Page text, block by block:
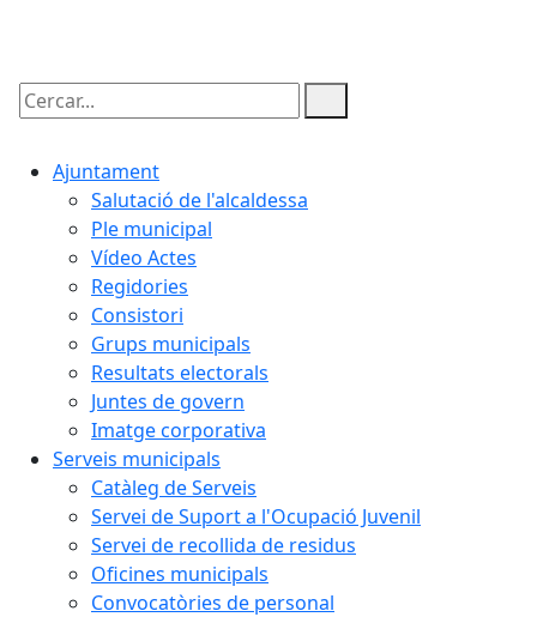
Cercar:
Ajuntament
Salutació de l'alcaldessa
Ple municipal
Vídeo Actes
Regidories
Consistori
Grups municipals
Resultats electorals
Juntes de govern
Imatge corporativa
Serveis municipals
Catàleg de Serveis
Servei de Suport a l'Ocupació Juvenil
Servei de recollida de residus
Oficines municipals
Convocatòries de personal